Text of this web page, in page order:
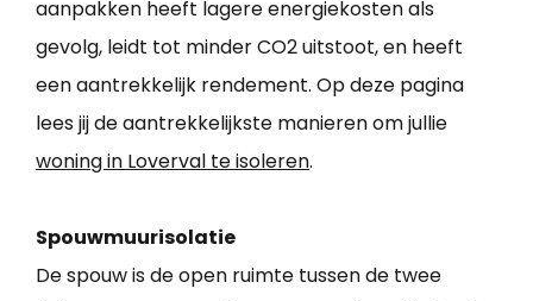
aanpakken heeft lagere energiekosten als
gevolg, leidt tot minder CO2 uitstoot, en heeft
een aantrekkelijk rendement. Op deze pagina
lees jij de aantrekkelijkste manieren om jullie
woning in Loverval te isoleren.
Spouwmuurisolatie
De spouw is de open ruimte tussen de twee